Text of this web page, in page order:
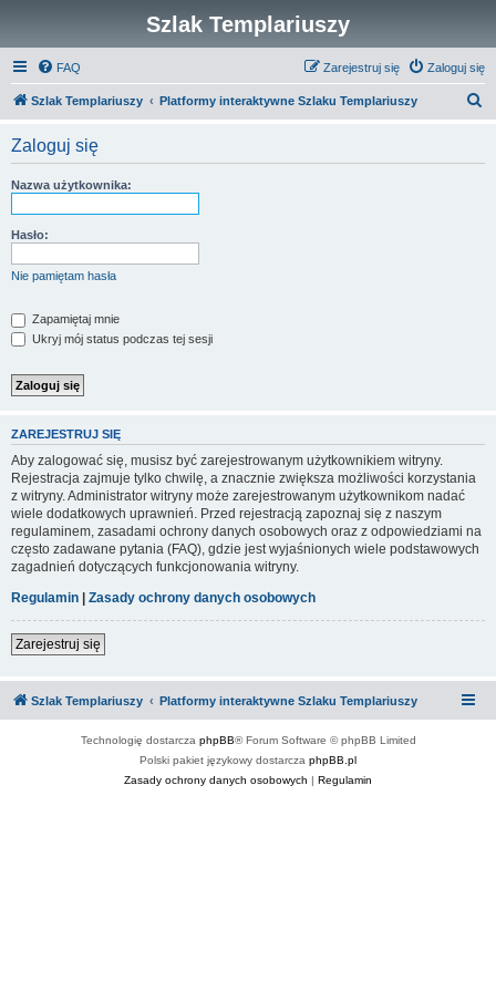
Szlak Templariuszy
FAQ Zaloguj się
Zarejestruj się
Szlak Templariuszy Platformy interaktywne Szlaku Templariuszy
Zaloguj się
Nazwa użytkownika:
Hasło:
Nie pamiętam hasła
Zapamiętaj mnie
Ukryj mój status podczas tej sesji
ZAREJESTRUJ SIĘ
Aby zalogować się, musisz być zarejestrowanym użytkownikiem witryny.
Rejestracja zajmuje tylko chwilę, a znacznie zwiększa możliwości korzystania
z witryny. Administrator witryny może zarejestrowanym użytkownikom nadać
wiele dodatkowych uprawnień. Przed rejestracją zapoznaj się z naszym
regulaminem, zasadami ochrony danych osobowych oraz z odpowiedziami na
często zadawane pytania (FAQ), gdzie jest wyjaśnionych wiele podstawowych
zagadnień dotyczących funkcjonowania witryny.
Regulamin | Zasady ochrony danych osobowych
Zarejestruj się
Szlak Templariuszy Platformy interaktywne Szlaku Templariuszy
Technologię dostarcza phpBB® Forum Software © phpBB Limited
Polski pakiet językowy dostarcza phpBB.pl
Zasady ochrony danych osobowych | Regulamin